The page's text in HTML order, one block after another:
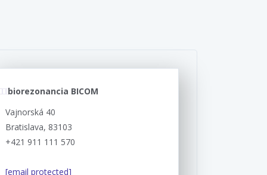
biorezonancia BICOM
Vajnorská 40
Bratislava, 83103
+421 911 111 570
[email protected]